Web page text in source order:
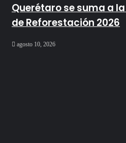
Querétaro se suma a
de Reforestación 2026
agosto 10, 2026